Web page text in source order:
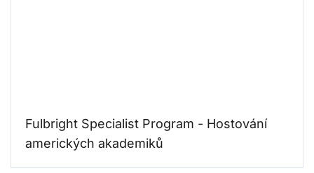
Fulbright Specialist Program - Hostování
amerických akademiků